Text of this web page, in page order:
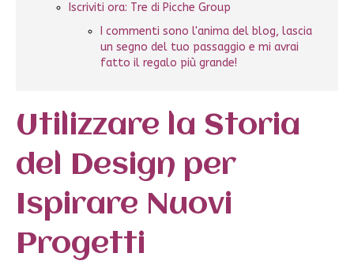
Iscriviti ora: Tre di Picche Group
I commenti sono l'anima del blog, lascia
un segno del tuo passaggio e mi avrai
fatto il regalo più grande!
Utilizzare la Storia
del Design per
Ispirare Nuovi
Progetti